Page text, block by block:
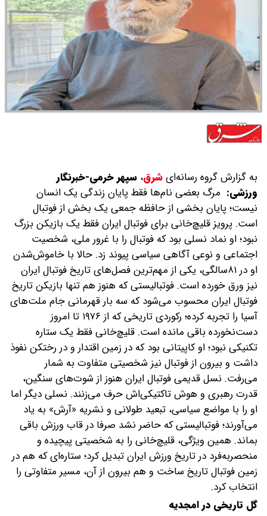
به گزارش گروه رسانه‌ایشرق، سپهر خرمی-خبرنگار
ورزشی: مرگ بعضی نام‌ها‌ فقط پایان زندگی یک انسان
نیست؛ پایان بخشی از حافظه جمعی یک بخش از فوتبال
است. پرویز قلیچ‌خانی برای فوتبال ایران فقط یک بازیکن بزرگ
نبود؛ او نماد نسلی بود که فوتبال را با غرور ملی، شخصیت
اجتماعی و نوعی آگاهی سیاسی پیوند زد. حالا با خاموش‌شدن
او در ۸۱‌سالگی، یکی از مهم‌ترین فصل‌های تاریخ فوتبال ایران
نیز ورق خورده است. فوتبالیستی که هنوز هم تنها بازیکن تاریخ
فوتبال ایران محسوب می‌شود که سه بار قهرمانی جام ملت‌های
آسیا را تجربه کرده؛ رکوردی تاریخی که از ۱۹۷۶ تا امروز
دست‌نخورده باقی مانده است. قلیچ‌خانی فقط یک ستاره
تکنیکی نبود؛ او کاپیتانی بود که در زمین اقتدار و در رختکن نفوذ
داشت و بیرون از فوتبال نیز شخصیتی متفاوت به شمار
می‌رفت. نسل قدیمی فوتبال ایران هنوز از شوت‌های سنگین،
قدرت رهبری و هوش تاکتیکی‌اش حرف می‌زنند. نسلی دیگر اما
او را با مواضع سیاسی، تبعید طولانی و نشریه «آرش» به یاد
می‌آورند؛ فوتبالیستی که حاضر نشد صرفا در قاب ورزش باقی
بماند. همین ویژگی، قلیچ‌خانی را به شخصیتی پیچیده و
منحصربه‌فرد در تاریخ ورزش ایران تبدیل کرد؛ ستاره‌ای که هم در
زمین فوتبال تاریخ ساخت و هم بیرون از آن، مسیر متفاوتی را
انتخاب کرد.
گل تاریخی در امجدیه